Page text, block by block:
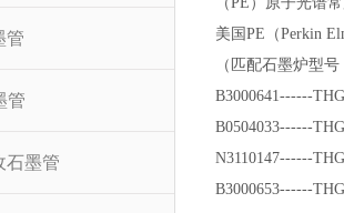
管
管
石墨管
美国PE（Perkin
（匹配石墨炉型
B3000641------
B0504033------
N3110147------
B3000653------